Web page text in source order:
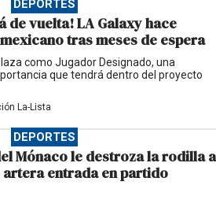
DEPORTES
de vuelta! LA Galaxy hace
tras meses de espera
como Jugador Designado, una
que tendrá dentro del proyecto
La-Lista
DEPORTES
Mónaco le destroza la rodilla a
entrada en partido